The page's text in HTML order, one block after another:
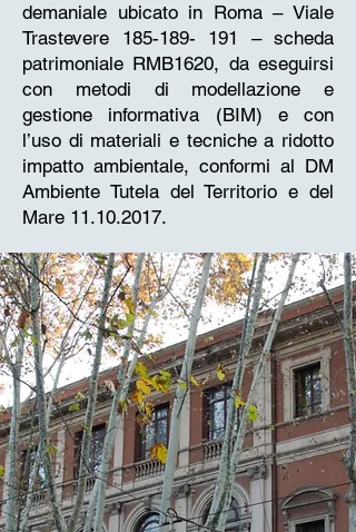
demaniale ubicato in Roma – Viale
Trastevere 185-189- 191 – scheda
patrimoniale RMB1620, da eseguirsi
con metodi di modellazione e
gestione informativa (BIM) e con
l’uso di materiali e tecniche a ridotto
impatto ambientale, conformi al DM
Ambiente Tutela del Territorio e del
Mare 11.10.2017.